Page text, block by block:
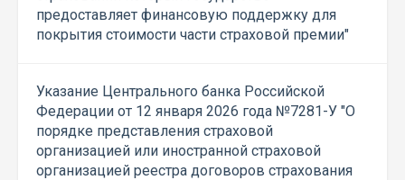
предоставляет финансовую поддержку для
покрытия стоимости части страховой премии"
Указание Центрального банка Российской
Федерации от 12 января 2026 года №7281-У "О
порядке представления страховой
организацией или иностранной страховой
организацией реестра договоров страхования